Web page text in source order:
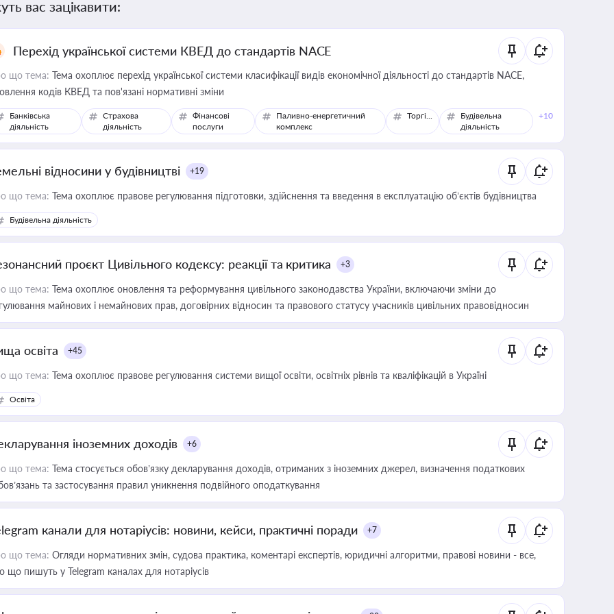
вас зацікавити:
Перехід української системи КВЕД до стандартів NACE
що тема: Тема охоплює перехід української системи класифікації видів економічної діяльності до стандартів NACE,
кодів КВЕД та пов'язані нормативні зміни
Банківська
діяльність
Страхова
діяльність
Фінансові
послуги
Паливно-енергетичний
комплекс
Торгівля
Будівельна
діяльність
+10
відносини у будівництві +19
що тема: Тема охоплює правове регулювання підготовки, здійснення та введення в експлуатацію об’єктів будівництва
Будівельна діяльність
проєкт Цивільного кодексу: реакції та критика +3
що тема: Тема охоплює оновлення та реформування цивільного законодавства України, включаючи зміни до
майнових і немайнових прав, договірних відносин та правового статусу учасників цивільних правовідносин
освіта +45
що тема: Тема охоплює правове регулювання системи вищої освіти, освітніх рівнів та кваліфікацій в Україні
Освіта
іноземних доходів +6
що тема: Тема стосується обов’язку декларування доходів, отриманих з іноземних джерел, визначення податкових
та застосування правил уникнення подвійного оподаткування
канали для нотаріусів: новини, кейси, практичні поради +7
що тема: Огляди нормативних змін, судова практика, коментарі експертів, юридичні алгоритми, правові новини - все,
що пишуть у Telegram каналах для нотаріусів